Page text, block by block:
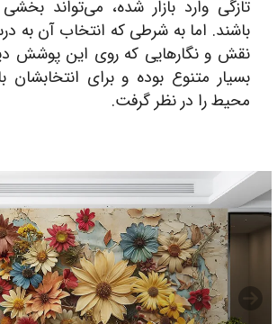
تازگی وارد بازار شده، می‌تواند بخشی
باشند. اما به شرطی که انتخاب آن به
نقش و نگارهایی که روی این پوشش
بسیار متنوع بوده و برای انتخابشان
محیط را در نظر گرفت.